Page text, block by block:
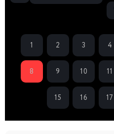
1 2 3 4
8 9 10 11
15 16 17